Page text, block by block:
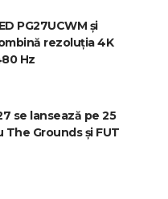
PG27UCWM și
rezoluția 4K
Hz
se lansează pe 25
Grounds și FUT